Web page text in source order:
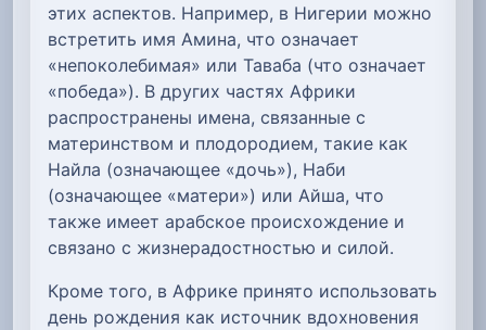
этих аспектов. Например, в Нигерии можно
встретить имя Амина, что означает
«непоколебимая» или Таваба (что означает
«победа»). В других частях Африки
распространены имена, связанные с
материнством и плодородием, такие как
Найла (означающее «дочь»), Наби
(означающее «матери») или Айша, что
также имеет арабское происхождение и
связано с жизнерадостностью и силой.
Кроме того, в Африке принято использовать
день рождения как источник вдохновения